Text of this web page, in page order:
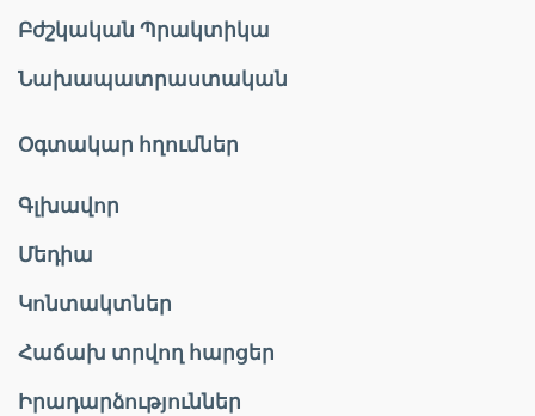
Բժշկական Պրակտիկա
Նախապատրաստական
Օգտակար հղումներ
Գլխավոր
Մեդիա
Կոնտակտներ
Հաճախ տրվող հարցեր
Իրադարձություններ